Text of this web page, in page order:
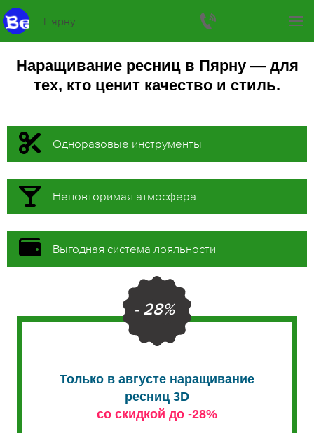
Пярну
Наращивание ресниц в Пярну — для
тех, кто ценит качество и стиль.
Одноразовые инструменты
Неповторимая атмосфера
Выгодная система лояльности
- 28%
Только в августе наращивание
ресниц 3D
со скидкой до -28%